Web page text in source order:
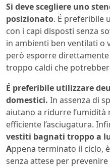
Si deve scegliere uno
posizionato. É preferibile
con i capi disposti senza
in ambienti ben ventilati o
però esporre
troppo caldi che
É preferibile utilizzare
domestici. In assenza di
aiutano a ridurre l’umidità
efficiente l’asciugatura.
vestiti bagnati troppo a
Appena terminato il ciclo,
senza attese per